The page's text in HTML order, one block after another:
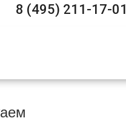
8 (495) 211-17-01